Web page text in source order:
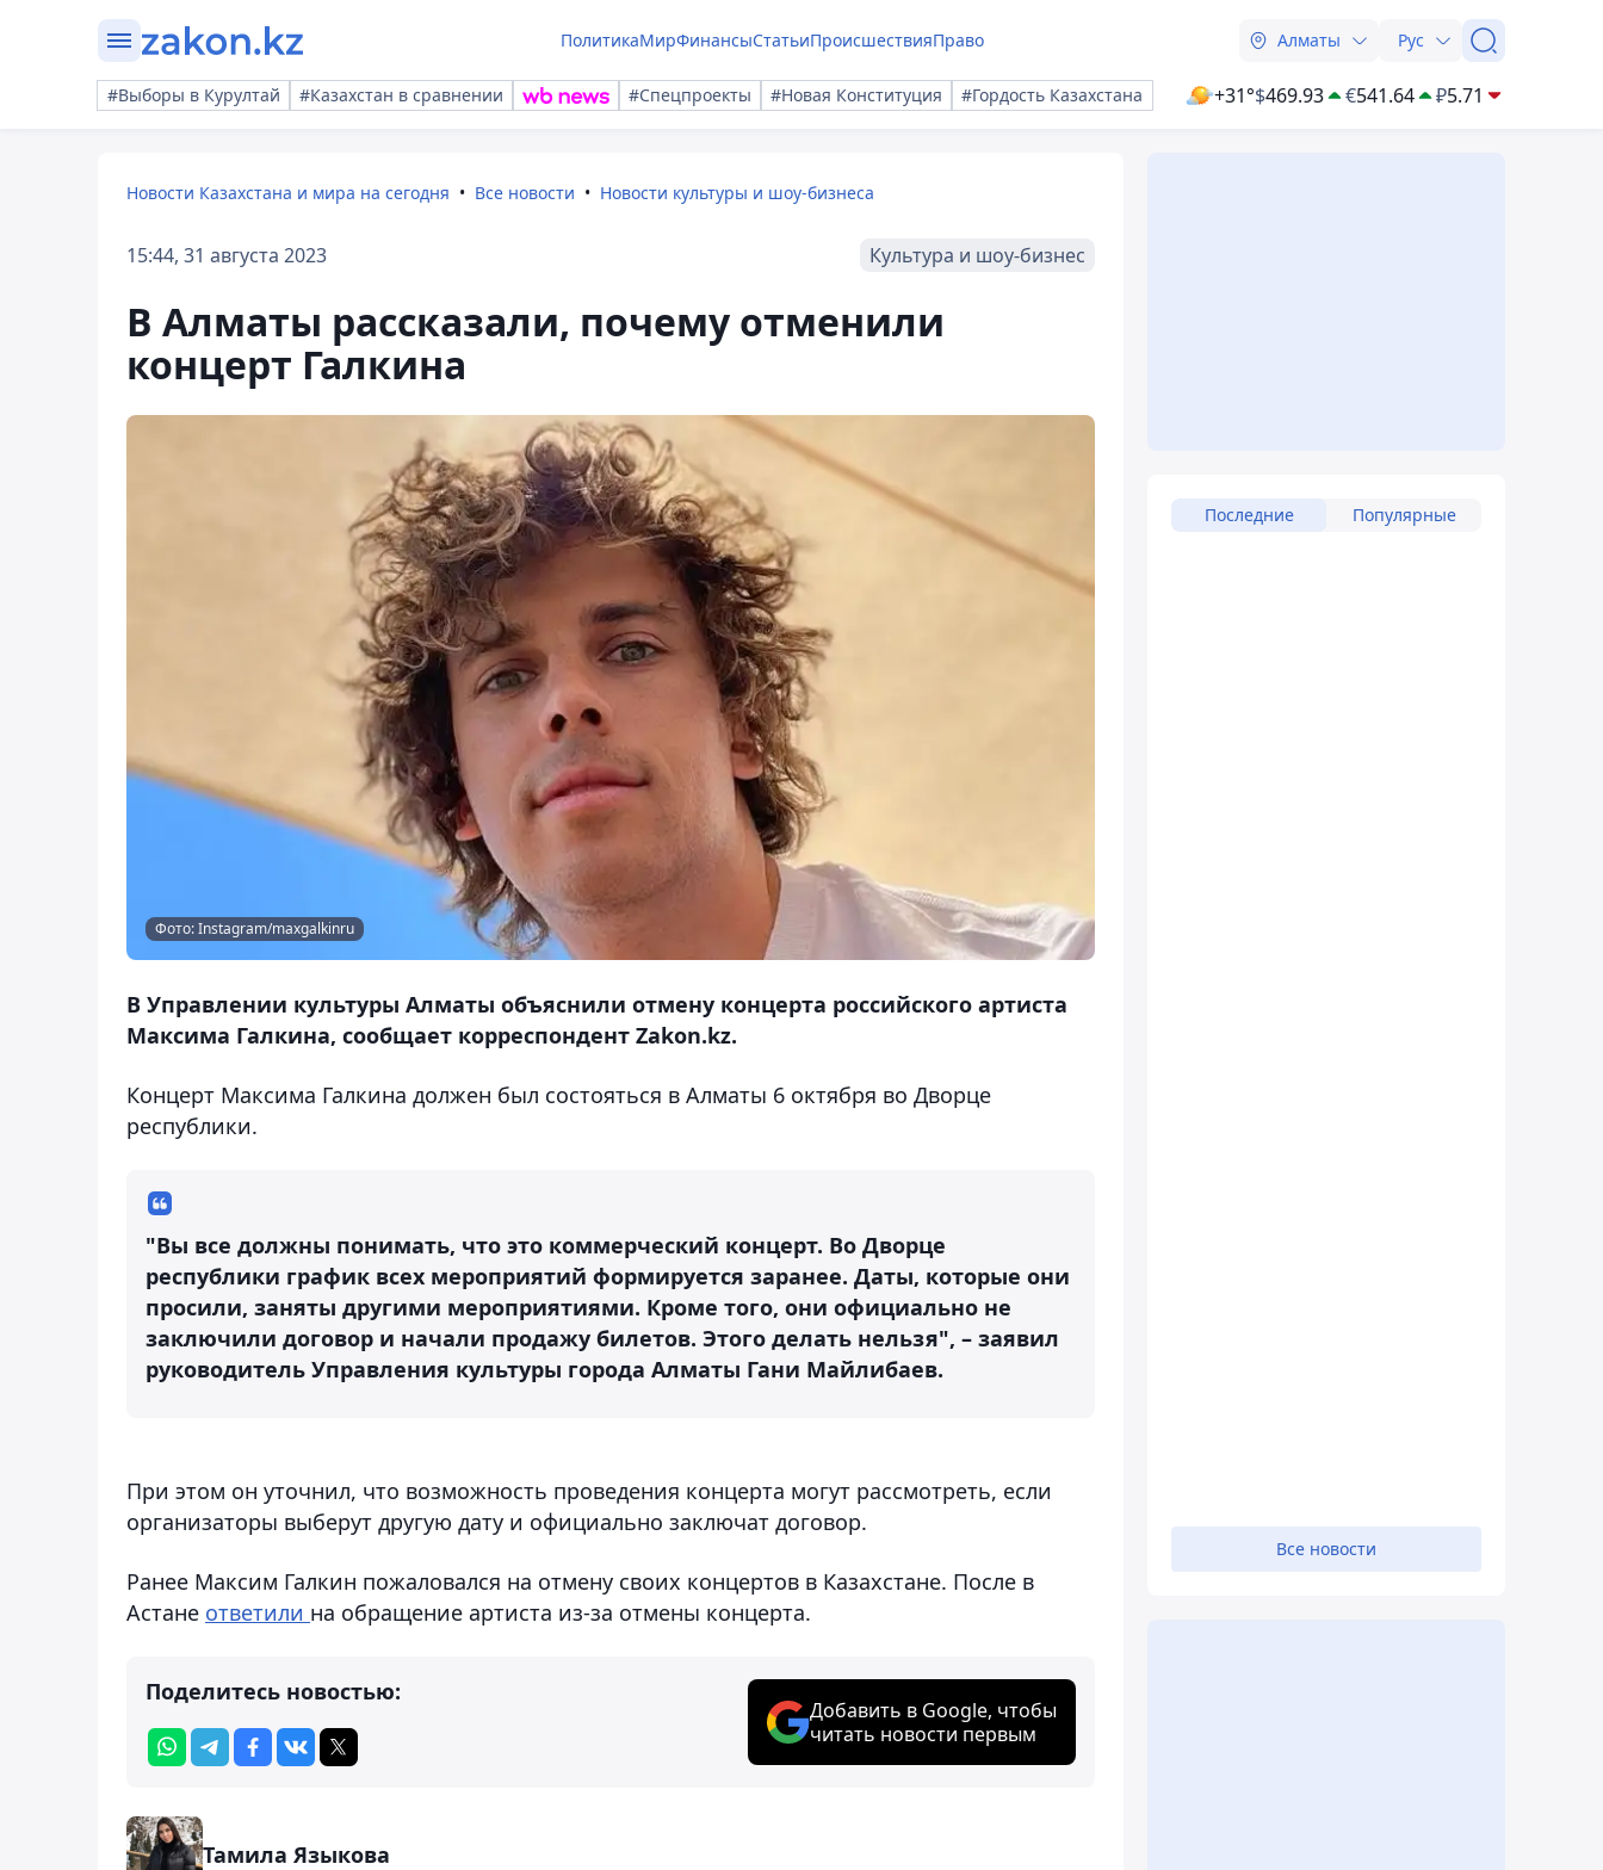
ПолитикаМирФинансыСтатьиПроисшествияПраво Алматы Рус
#Выборы в Курултай #Казахстан в сравнении #Спецпроекты #Новая Конституция #Гордость Казахстана +31°$469.93 €541.64 ₽5.71
Новости Казахстана и мира на сегодня Все новости Новости культуры и шоу-бизнеса
15:44, 31 августа 2023 Культура и шоу-бизнес
В Алматы рассказали, почему отменили
концерт Галкина
Фото: Instagram/maxgalkinru
В Управлении культуры Алматы объяснили отмену концерта российского артиста
Максима Галкина, сообщает корреспондент Zakon.kz.
Концерт Максима Галкина должен был состояться в Алматы 6 октября во Дворце
республики.
"Вы все должны понимать, что это коммерческий концерт. Во Дворце
республики график всех мероприятий формируется заранее. Даты, которые они
просили, заняты другими мероприятиями. Кроме того, они официально не
заключили договор и начали продажу билетов. Этого делать нельзя", – заявил
руководитель Управления культуры города Алматы Гани Майлибаев.
При этом он уточнил, что возможность проведения концерта могут рассмотреть, если
организаторы выберут другую дату и официально заключат договор.
Ранее Максим Галкин пожаловался на отмену своих концертов в Казахстане. После в
Астане ответили на обращение артиста из-за отмены концерта.
Поделитесь новостью:
Добавить в Google, чтобы
читать новости первым
Тамила Языкова
Последние Популярные
Все новости